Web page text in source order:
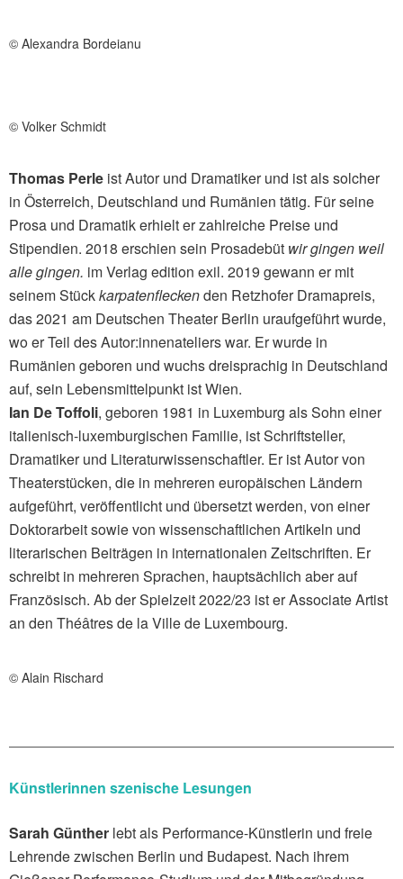
© Alexandra Bordeianu
© Volker Schmidt
Thomas Perle ist Autor und Dramatiker und ist als solcher
in Österreich, Deutschland und Rumänien tätig. Für seine
Prosa und Dramatik erhielt er zahlreiche Preise und
Stipendien. 2018 erschien sein Prosadebüt wir gingen weil
alle gingen. im Verlag edition exil. 2019 gewann er mit
seinem Stückkarpatenfleckenden Retzhofer Dramapreis,
das 2021 am Deutschen Theater Berlin uraufgeführt wurde,
wo er Teil des Autor:innenateliers war. Er wurde in
Rumänien geboren und wuchs dreisprachig in Deutschland
auf, sein Lebensmittelpunkt ist Wien.
Ian De Toffoli, geboren 1981 in Luxemburg als Sohn einer
italienisch-luxemburgischen Familie, ist Schriftsteller,
Dramatiker und Literaturwissenschaftler. Er ist Autor von
Theaterstücken, die in mehreren europäischen Ländern
aufgeführt, veröffentlicht und übersetzt werden, von einer
Doktorarbeit sowie von wissenschaftlichen Artikeln und
literarischen Beiträgen in internationalen Zeitschriften. Er
schreibt in mehreren Sprachen, hauptsächlich aber auf
Französisch. Ab der Spielzeit 2022/23 ist er Associate Artist
an den Théâtres de la Ville de Luxembourg.
© Alain Rischard
Künstlerinnen szenische Lesungen
Sarah Günther lebt als Performance-Künstlerin und freie
Lehrende zwischen Berlin und Budapest. Nach ihrem